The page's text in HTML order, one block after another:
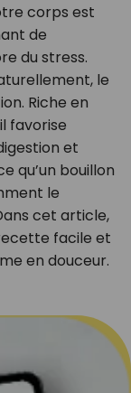
corps est
de
du stress.
le
Riche en
favorise
et
qu’un bouillon
le
cet article,
facile et
en douceur.